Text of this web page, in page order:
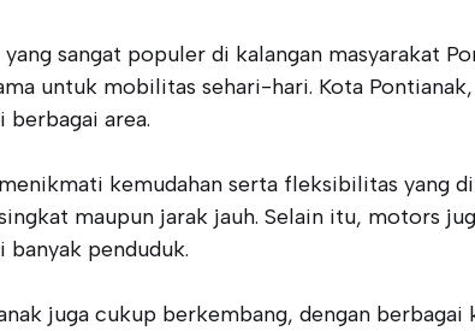
sangat populer di kalangan masyarakat
untuk mobilitas sehari-hari. Kota
berbagai area.
kemudahan serta fleksibilitas yang
maupun jarak jauh. Selain itu, motors
penduduk.
juga cukup berkembang, dengan